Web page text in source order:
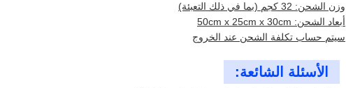
وزن الشحن: 32 كجم (بما في ذلك التعبئة)
أبعاد الشحن: 50cm x 25cm x 30cm
سيتم حساب تكلفة الشحن عند الخروج
الأسئلة الشائعة: